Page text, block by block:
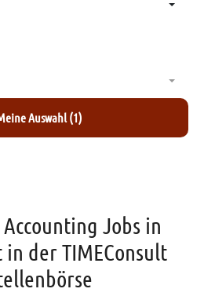
Auswahl (1)
Jobs in
der TIMEConsult